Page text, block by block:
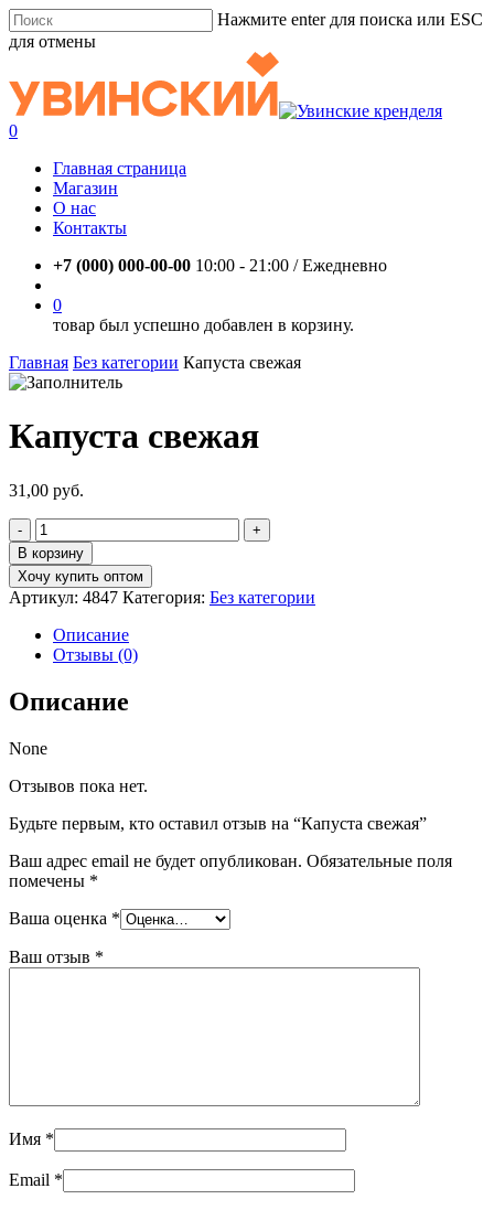
Skip
to
main
content
Нажмите enter для поиска или ESC
для отмены
Search
account
0
Главная страница
Магазин
О нас
Контакты
+7 (000) 000-00-00 10:00 - 21:00 / Eжедневно
0
товар был успешно добавлен в корзину.
Главная Без категории Капуста свежая
Капуста свежая
31,00 руб.
Количество
товара
Капуста
свежая
В корзину
Хочу купить оптом
Артикул: 4847 Категория: Без категории
Описание
Отзывы (0)
Описание
None
Отзывов пока нет.
Будьте первым, кто оставил отзыв на “Капуста свежая”
Ваш адрес email не будет опубликован. Обязательные поля
помечены *
Ваша оценка *
Ваш отзыв *
Имя *
Email *